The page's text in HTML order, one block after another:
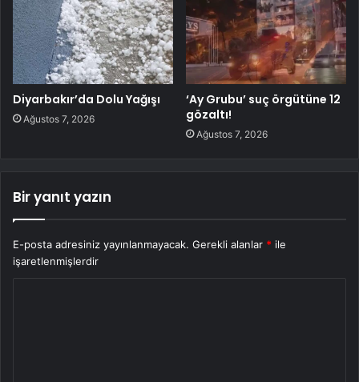
Diyarbakır’da Dolu Yağışı
Ağustos 7, 2026
‘Ay Grubu’ suç örgütüne 12
gözaltı!
Ağustos 7, 2026
Bir yanıt yazın
E-posta adresiniz yayınlanmayacak. Gerekli alanlar * ile
işaretlenmişlerdir